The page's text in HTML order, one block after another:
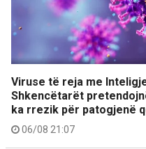
Viruse të reja me
Shkencëtarët
ka rrezik për patogjenë
06/08 21:07